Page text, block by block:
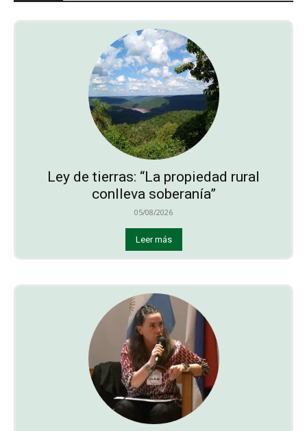
Ley de tierras: “La propiedad rural
conlleva soberanía”
05/08/2026
Leer más